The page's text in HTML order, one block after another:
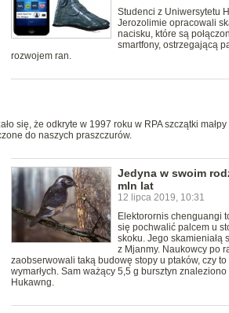
Studenci z Uniwersytetu
Jerozolimie opracowali
nacisku, które są
smartfony, ostrzegającą
rozwojem ran.
się, że odkryte w 1997 roku w RPA szczątki
do naszych praszczurów.
Jedyna w swoim
mln lat
12 lipca 2019, 10:31
Elektorornis chenguangi
się pochwalić palcem u
skoku. Jego skamieniałą
z Mjanmy. Naukowcy po
zaobserwowali taką budowę stopy u ptaków, czy to
wymarłych. Sam ważący 5,5 g bursztyn
Hukawng.